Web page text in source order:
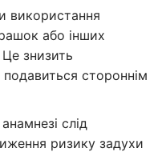
використання
або інших
знизить
стороннім
слід
ризику задухи